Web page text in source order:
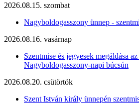
2026.08.15. szombat
Nagyboldogasszony ünnep -
2026.08.16. vasárnap
Szentmise és jegyesek megáldása
Nagyboldogasszony-napi búcsún
2026.08.20. csütörtök
Szent István király ünnepén